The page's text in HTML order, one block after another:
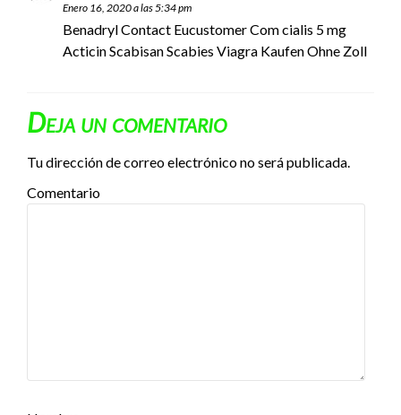
Enero 16, 2020 a las 5:34 pm
Benadryl Contact Eucustomer Comcialis 5 mg
Acticin Scabisan Scabies Viagra Kaufen Ohne Zoll
Deja un comentario
Tu dirección de correo electrónico no será publicada.
Comentario